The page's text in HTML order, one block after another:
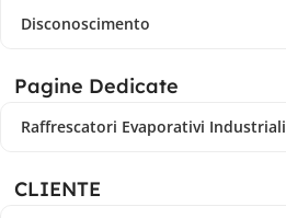
Disconoscimento
Pagine Dedicate
Raffrescatori Evaporativi Industriali
CLIENTE